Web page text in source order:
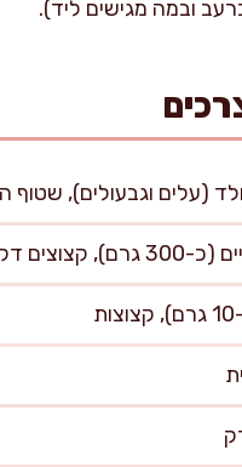
ובמה מגישים ליד).